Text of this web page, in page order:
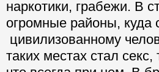
наркотики, грабежи. В
огромные районы, куда
цивилизованному
таких местах стал